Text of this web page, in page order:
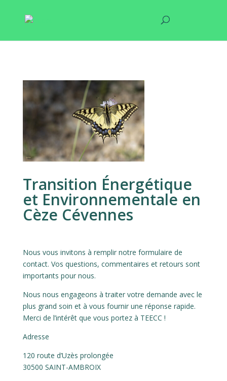
Transition Énergétique
et Environnementale en
Cèze Cévennes
Nous vous invitons à remplir notre formulaire de
contact. Vos questions, commentaires et retours sont
importants pour nous.
Nous nous engageons à traiter votre demande avec le
plus grand soin et à vous fournir une réponse rapide.
Merci de l’intérêt que vous portez à TEECC !
Adresse
120 route d’Uzès prolongée
30500 SAINT-AMBROIX